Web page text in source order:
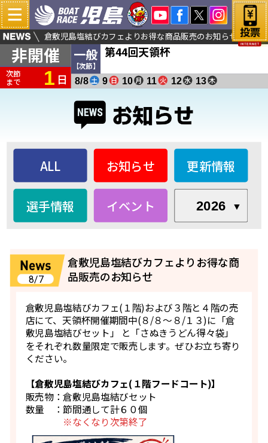
非開催
次節
まで 1 日
一般
【次節】
第44回天領杯
8/8 土 9 日 10 月 11 火 12 水 13 木
夏休みキッズイベント開催！（第４４回天領杯）
アップ！ 倉敷児島塩結びカフェよりお得な商品販売のお知らせ
ＹｏｕＴｕｂｅ予想会生配信「児島クラリスLIVE！」
ALL お知らせ 更新情報
選手情報 イベント 2026
8/7
倉敷児島塩結びカフェよりお得な商
品販売のお知らせ
倉敷児島塩結びカフェ(１階)および３階と４階の売
店にて、天領杯開催期間中(８/８～８/１３)に「倉
敷児島塩結びセット」 と「さぬきうどん得々袋」
をそれぞれ数量限定で販売します。ぜひお立ち寄り
ください。
【倉敷児島塩結びカフェ(１階フードコート)】
販売物：倉敷児島塩結びセット
数量 ：節間通して計６０個
※なくなり次第終了